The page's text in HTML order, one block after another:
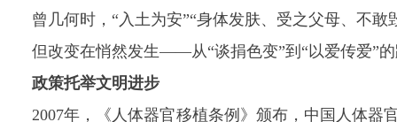
曾几何时，“入土为安”“身体发肤、受之父母、不
但改变在悄然发生——从“谈捐色变”到“以爱传爱”
政策托举文明进步
2007年，《人体器官移植条例》颁布，中国人体器